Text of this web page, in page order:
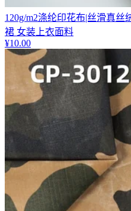
120g/m2涤纶印花布|丝滑真丝
裙 女装上衣面料
¥10.00